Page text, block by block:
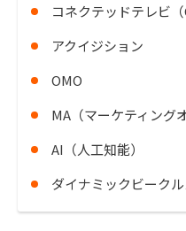
コネクテッドテレビ（
アクイジション
OMO
MA（マーケティング
AI（人工知能）
ダイナミックビーク